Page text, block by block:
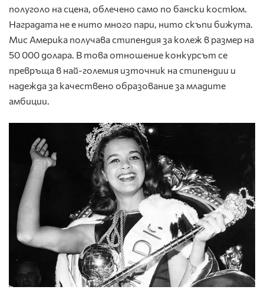
полуголо на сцена, облечено само по бански костюм.
Наградата не е нито много пари, нито скъпи бижута.
Мис Америка получава стипендия за колеж в размер на
50 000 долара. В това отношение конкурсът се
превръща в най-големия източник на стипендии и
надежда за качествено образование за младите
амбиции.